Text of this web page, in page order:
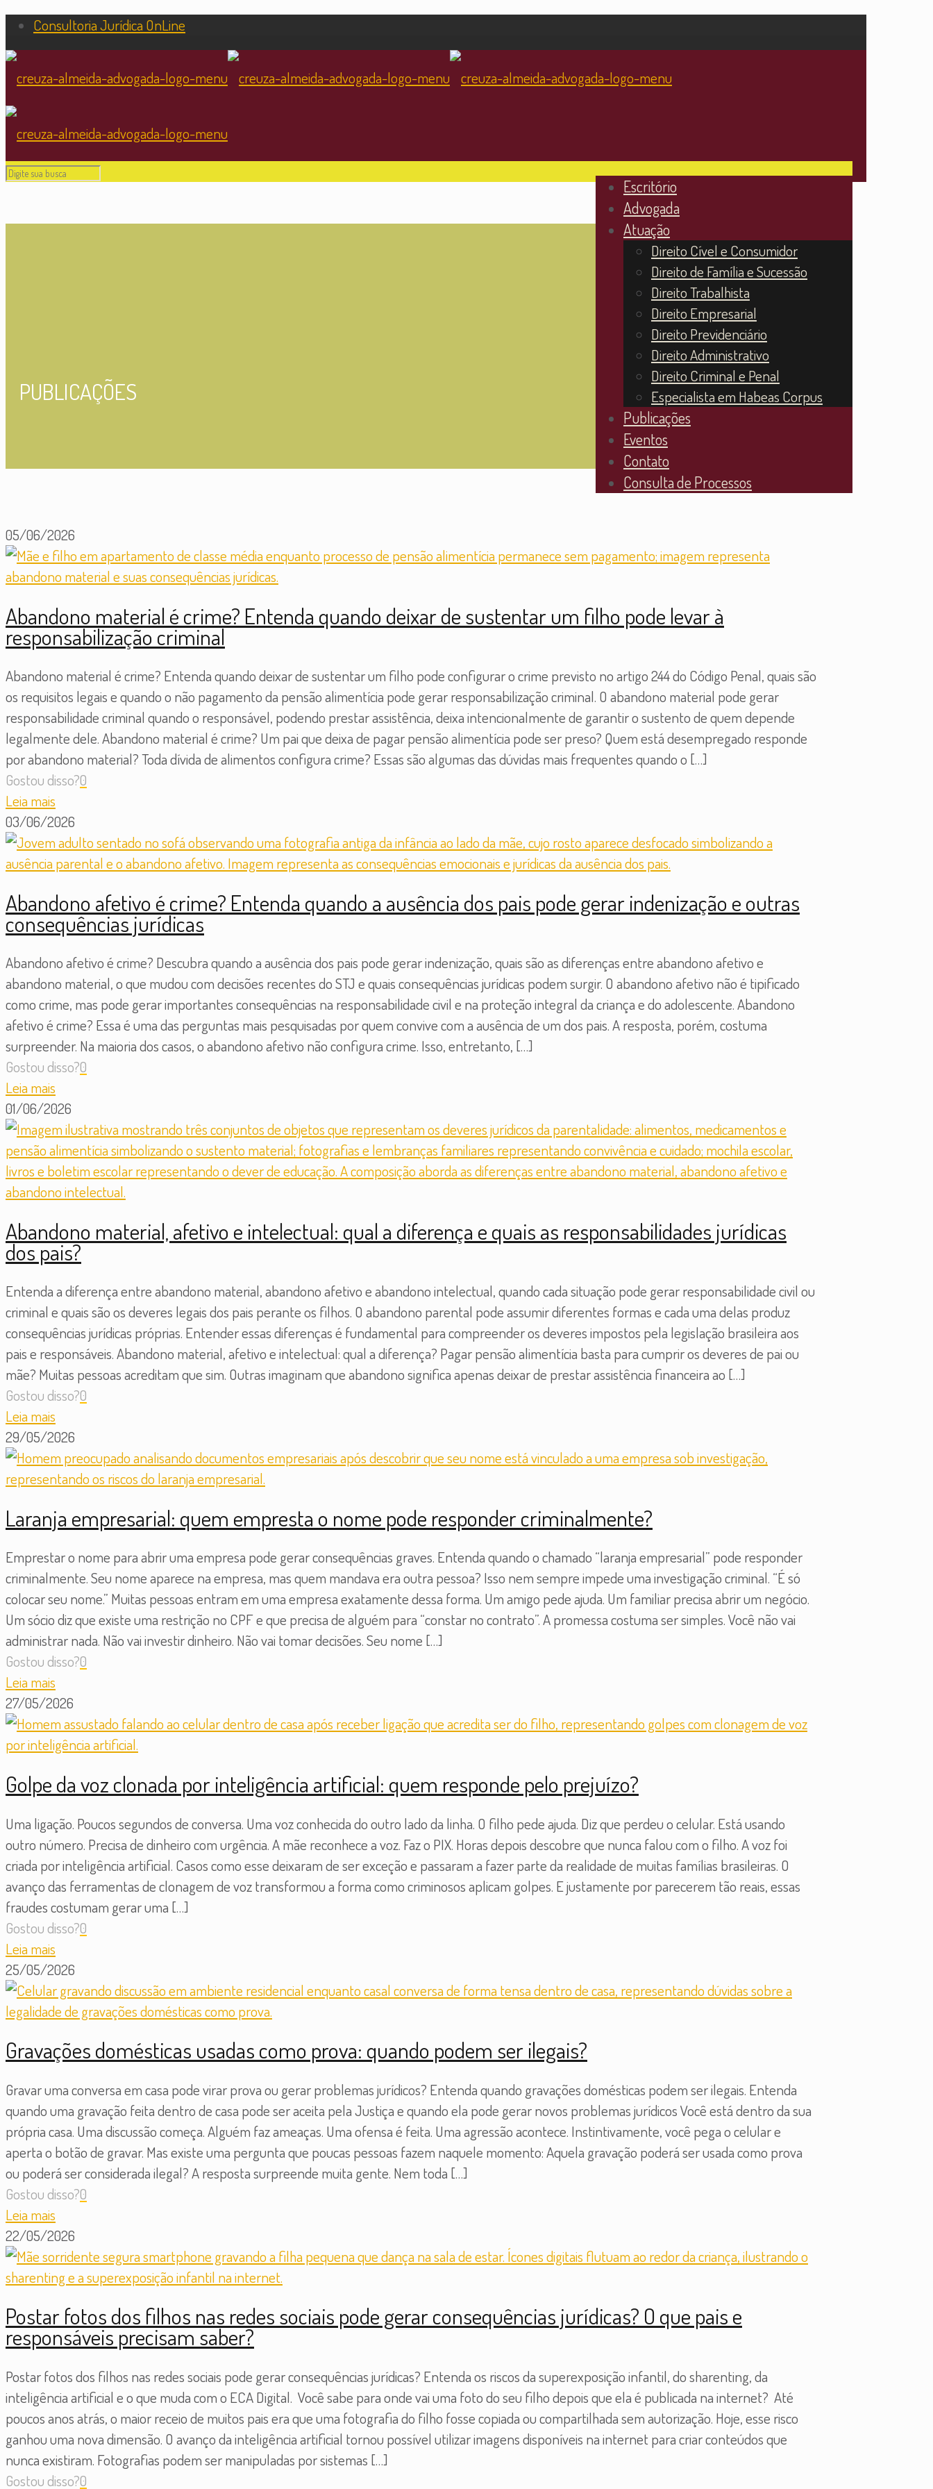
Consultoria Jurídica OnLine
Escritório
Advogada
Atuação
Direito Cível e Consumidor
Direito de Família e Sucessão
Direito Trabalhista
Direito Empresarial
Direito Previdenciário
Direito Administrativo
Direito Criminal e Penal
Especialista em Habeas Corpus
Publicações
Eventos
Contato
Consulta de Processos
PUBLICAÇÕES
05/06/2026
Abandono material é crime? Entenda quando deixar de sustentar um filho pode levar à
responsabilização criminal
Abandono material é crime? Entenda quando deixar de sustentar um filho pode configurar o crime previsto no artigo 244 do Código Penal, quais são
os requisitos legais e quando o não pagamento da pensão alimentícia pode gerar responsabilização criminal. O abandono material pode gerar
responsabilidade criminal quando o responsável, podendo prestar assistência, deixa intencionalmente de garantir o sustento de quem depende
legalmente dele. Abandono material é crime? Um pai que deixa de pagar pensão alimentícia pode ser preso? Quem está desempregado responde
por abandono material? Toda dívida de alimentos configura crime? Essas são algumas das dúvidas mais frequentes quando o […]
Gostou disso?0
Leia mais
03/06/2026
Abandono afetivo é crime? Entenda quando a ausência dos pais pode gerar indenização e outras
consequências jurídicas
Abandono afetivo é crime? Descubra quando a ausência dos pais pode gerar indenização, quais são as diferenças entre abandono afetivo e
abandono material, o que mudou com decisões recentes do STJ e quais consequências jurídicas podem surgir. O abandono afetivo não é tipificado
como crime, mas pode gerar importantes consequências na responsabilidade civil e na proteção integral da criança e do adolescente. Abandono
afetivo é crime? Essa é uma das perguntas mais pesquisadas por quem convive com a ausência de um dos pais. A resposta, porém, costuma
surpreender. Na maioria dos casos, o abandono afetivo não configura crime. Isso, entretanto, […]
Gostou disso?0
Leia mais
01/06/2026
Abandono material, afetivo e intelectual: qual a diferença e quais as responsabilidades jurídicas
dos pais?
Entenda a diferença entre abandono material, abandono afetivo e abandono intelectual, quando cada situação pode gerar responsabilidade civil ou
criminal e quais são os deveres legais dos pais perante os filhos. O abandono parental pode assumir diferentes formas e cada uma delas produz
consequências jurídicas próprias. Entender essas diferenças é fundamental para compreender os deveres impostos pela legislação brasileira aos
pais e responsáveis. Abandono material, afetivo e intelectual: qual a diferença? Pagar pensão alimentícia basta para cumprir os deveres de pai ou
mãe? Muitas pessoas acreditam que sim. Outras imaginam que abandono significa apenas deixar de prestar assistência financeira ao […]
Gostou disso?0
Leia mais
29/05/2026
Laranja empresarial: quem empresta o nome pode responder criminalmente?
Emprestar o nome para abrir uma empresa pode gerar consequências graves. Entenda quando o chamado “laranja empresarial” pode responder
criminalmente. Seu nome aparece na empresa, mas quem mandava era outra pessoa? Isso nem sempre impede uma investigação criminal. “É só
colocar seu nome.” Muitas pessoas entram em uma empresa exatamente dessa forma. Um amigo pede ajuda. Um familiar precisa abrir um negócio.
Um sócio diz que existe uma restrição no CPF e que precisa de alguém para “constar no contrato”. A promessa costuma ser simples. Você não vai
administrar nada. Não vai investir dinheiro. Não vai tomar decisões. Seu nome […]
Gostou disso?0
Leia mais
27/05/2026
Golpe da voz clonada por inteligência artificial: quem responde pelo prejuízo?
Uma ligação. Poucos segundos de conversa. Uma voz conhecida do outro lado da linha. O filho pede ajuda. Diz que perdeu o celular. Está usando
outro número. Precisa de dinheiro com urgência. A mãe reconhece a voz. Faz o PIX. Horas depois descobre que nunca falou com o filho. A voz foi
criada por inteligência artificial. Casos como esse deixaram de ser exceção e passaram a fazer parte da realidade de muitas famílias brasileiras. O
avanço das ferramentas de clonagem de voz transformou a forma como criminosos aplicam golpes. E justamente por parecerem tão reais, essas
fraudes costumam gerar uma […]
Gostou disso?0
Leia mais
25/05/2026
Gravações domésticas usadas como prova: quando podem ser ilegais?
Gravar uma conversa em casa pode virar prova ou gerar problemas jurídicos? Entenda quando gravações domésticas podem ser ilegais. Entenda
quando uma gravação feita dentro de casa pode ser aceita pela Justiça e quando ela pode gerar novos problemas jurídicos Você está dentro da sua
própria casa. Uma discussão começa. Alguém faz ameaças. Uma ofensa é feita. Uma agressão acontece. Instintivamente, você pega o celular e
aperta o botão de gravar. Mas existe uma pergunta que poucas pessoas fazem naquele momento: Aquela gravação poderá ser usada como prova
ou poderá ser considerada ilegal? A resposta surpreende muita gente. Nem toda […]
Gostou disso?0
Leia mais
22/05/2026
Postar fotos dos filhos nas redes sociais pode gerar consequências jurídicas? O que pais e
responsáveis precisam saber?
Postar fotos dos filhos nas redes sociais pode gerar consequências jurídicas? Entenda os riscos da superexposição infantil, do sharenting, da
inteligência artificial e o que muda com o ECA Digital. Você sabe para onde vai uma foto do seu filho depois que ela é publicada na internet? Até
poucos anos atrás, o maior receio de muitos pais era que uma fotografia do filho fosse copiada ou compartilhada sem autorização. Hoje, esse risco
ganhou uma nova dimensão. O avanço da inteligência artificial tornou possível utilizar imagens disponíveis na internet para criar conteúdos que
nunca existiram. Fotografias podem ser manipuladas por sistemas […]
Gostou disso?0